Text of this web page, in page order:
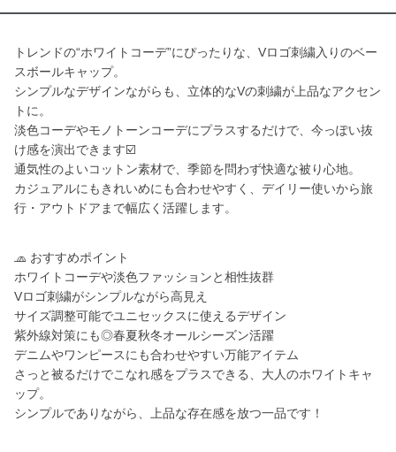
トレンドの“ホワイトコーデ”にぴったりな、Vロゴ刺繍入りのベー
スボールキャップ。
シンプルなデザインながらも、立体的なVの刺繍が上品なアクセン
トに。
淡色コーデやモノトーンコーデにプラスするだけで、今っぽい抜
け感を演出できます☑️
通気性のよいコットン素材で、季節を問わず快適な被り心地。
カジュアルにもきれいめにも合わせやすく、デイリー使いから旅
行・アウトドアまで幅広く活躍します。
🧢 おすすめポイント
ホワイトコーデや淡色ファッションと相性抜群
Vロゴ刺繍がシンプルながら高見え
サイズ調整可能でユニセックスに使えるデザイン
紫外線対策にも◎春夏秋冬オールシーズン活躍
デニムやワンピースにも合わせやすい万能アイテム
さっと被るだけでこなれ感をプラスできる、大人のホワイトキャ
ップ。
シンプルでありながら、上品な存在感を放つ一品です！